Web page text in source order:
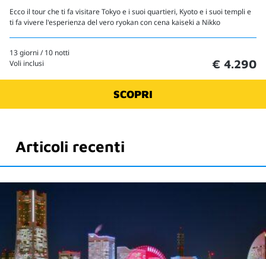
Ecco il tour che ti fa visitare Tokyo e i suoi quartieri, Kyoto e i suoi templi e
ti fa vivere l'esperienza del vero ryokan con cena kaiseki a Nikko
13 giorni / 10 notti
Voli inclusi
€ 4.290
SCOPRI
Articoli recenti